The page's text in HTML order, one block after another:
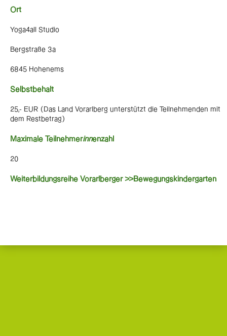
Ort
Yoga4all Studio
Bergstraße 3a
6845 Hohenems
Selbstbehalt
25,- EUR (Das Land Vorarlberg unterstützt die Teilnehmenden mit
dem Restbetrag)
Maximale Teilnehmerinnenzahl
20
Weiterbildungsreihe Vorarlberger >>Bewegungskindergarten